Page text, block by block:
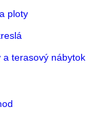
ploty
a terasový nábytok